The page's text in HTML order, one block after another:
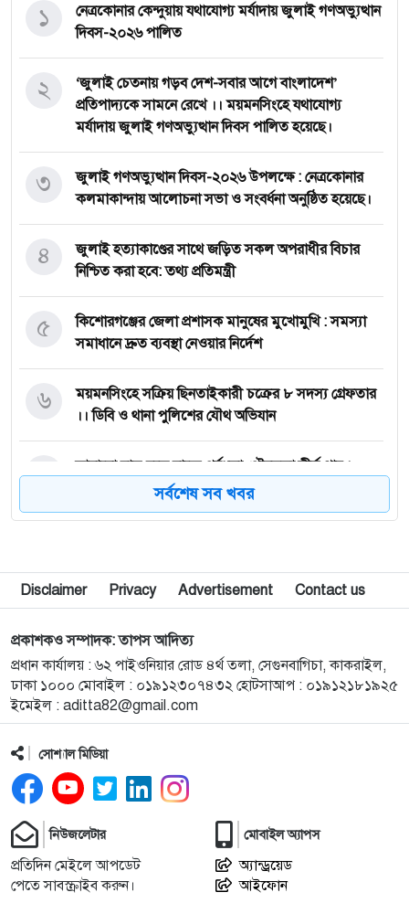
নেত্রকোনার কেন্দুয়ায় যথাযোগ্য মর্যাদায় জুলাই গণঅভ্যুত্থান
দিবস-২০২৬ পালিত
১
‘জুলাই চেতনায় গড়ব দেশ-সবার আগে বাংলাদেশ’
প্রতিপাদ্যকে সামনে রেখে ।। ময়মনসিংহে যথাযোগ্য
মর্যাদায় জুলাই গণঅভ্যুত্থান দিবস পালিত হয়েছে।
২
জুলাই গণঅভ্যুত্থান দিবস-২০২৬ উপলক্ষে : নেত্রকোনার
কলমাকান্দায় আলোচনা সভা ও সংবর্ধনা অনুষ্ঠিত হয়েছে।
৩
জুলাই হত্যাকাণ্ডের সাথে জড়িত সকল অপরাধীর বিচার
নিশ্চিত করা হবে: তথ্য প্রতিমন্ত্রী
৪
কি‌শোরগঞ্জের জেলা প্রশাসক মানুষের মুখোমুখি : সমস্যা
সমাধানে দ্রুত ব্যবস্থা নেওয়ার নির্দেশ
৫
ময়মন‌সিং‌হে সক্রিয় ছিনতাইকারী চক্রের ৮ সদস্য গ্রেফতার
।। ডিবি ও থানা পুলিশের যৌথ অভিযান
৬
আবারো চালু হতে যাচ্ছে পূর্বধলা পৌরসভা দীর্ঘ প্রায় ১৫
৭
ক্ষুদ্র নৃ-গোষ্ঠীর জন্য ১০০ কোটি টাকার ফান্ড গঠন করলেন
প্রধানমন্ত্রী
৯
ফিরেই আপ্লুত অভিনেতা পার্থ শেখ
১০
সূর্যের কেন্দ্রের চেয়ে প্রায় ৭ গুণ উত্তপ্ত ‘কৃত্রিম সূর্য’ তৈরির
পথে চীন, দেশটির উদ্দেশ্য কী
১১
আচমকা আক্রমণে যুক্তরাষ্ট্রকে চমকে দিলো ইরান
১২
আগস্টে নতুন রাষ্ট্রপতি নির্বাচন, মির্জা ফখরুলকে নিয়েই সব
১৩
সর্বশেষ সব খবর
Disclaimer Privacy Advertisement Contact us
প্রকাশকও সম্পাদক: তাপস আদিত্য
প্রধান কার্যালয় : ৬২ পাইওনিয়ার রোড ৪র্থ তলা, সেগুনবাগিচা, কাকরাইল,
ঢাকা ১০০০ মোবাইল : ০১৯১২৩০৭৪৩২ হোটসাআপ : ০১৯১২১৮১৯২৫
ইমেইল : aditta82@gmail.com
সোশ্যাল মিডিয়া
নিউজলেটার
প্রতিদিন মেইলে আপডেট
পেতে সাবস্ক্রাইব করুন।
মোবাইল অ্যাপস
অ্যান্ড্রয়েড
আইফোন